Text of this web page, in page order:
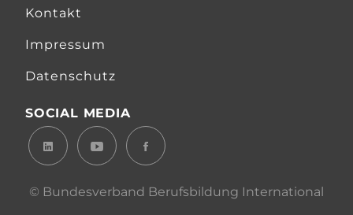
Kontakt
Impressum
Datenschutz
SOCIAL MEDIA
© Bundesverband Berufsbildung International